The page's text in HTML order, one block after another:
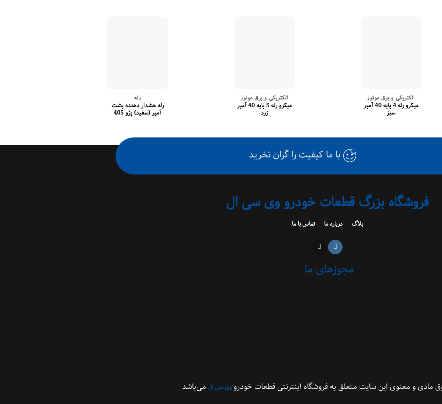
الکتریکی و برق موتور
میکرو رله 4 پایه 40 آمپر
سبز
الکتریکی و برق موتور
میکرو رله 5 پایه 40 آمپر
زرد
رله
رله هشدار دهنده پشت
آمپر (سفید) پژو 405
با ما کیفیت را گران نخرید
فروشگاه بزرگ قطعات خودرو وی سی ال
بلاگ درباره ما تماس با ما
مجوزهای ما
مادی و معنوی این سایت متعلق به فروشگاه اینترنتی قطعات خودرو وی سی ال می‌باشد